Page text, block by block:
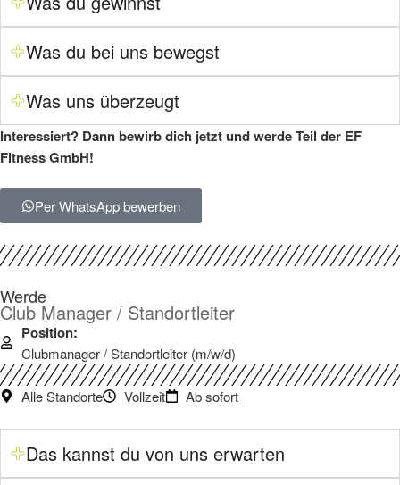
Was du bei uns bewegst
Was uns überzeugt
Interessiert? Dann bewirb dich jetzt und werde Teil der EF
Fitness GmbH!
Per WhatsApp bewerben
Werde
Club Manager / Standortleiter
Position:
Clubmanager / Standortleiter (m/w/d)
Alle Standorte Vollzeit Ab sofort
Das kannst du von uns erwarten